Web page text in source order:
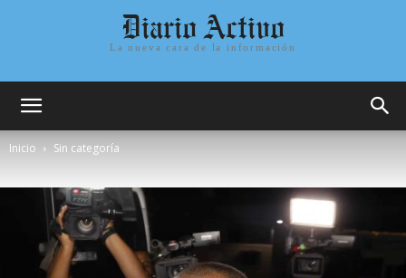
Diario Activo
La nueva cara de la información
Inicio Sin categoría